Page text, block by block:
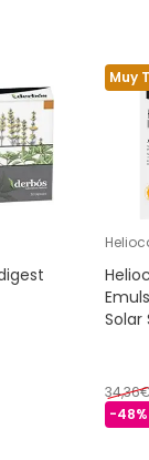
Muy
Solar
-48%